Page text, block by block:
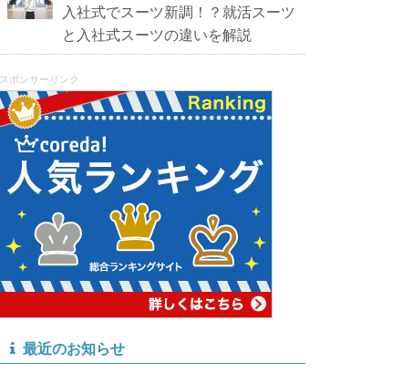
入社式でスーツ新調！？就活スーツ
と入社式スーツの違いを解説
スポンサーリンク
最近のお知らせ